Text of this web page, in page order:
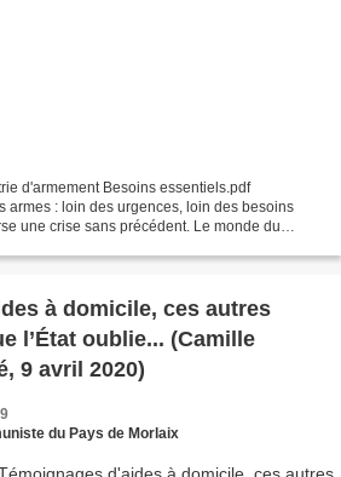
d'armement Besoins essentiels.pdf
armes : loin des urgences, loin des besoins
une crise sans précédent. Le monde du
à domicile, ces autres
l’État oublie... (Camille
9 avril 2020)
du Pays de Morlaix